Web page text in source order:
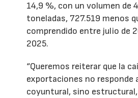
14,9 %, con un volumen de
toneladas, 727.519 menos
comprendido entre julio de
2025.
“Queremos reiterar que la
exportaciones no responde
coyuntural, sino estructural,